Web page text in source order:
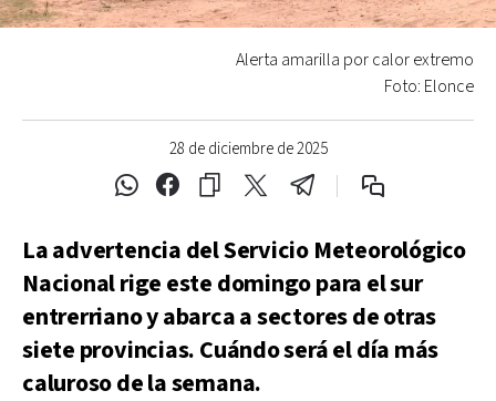
28 de diciembre de 2025
Alerta amarilla por calor extremo
Foto: Elonce
La advertencia del Servicio Meteorológico
Nacional rige este domingo para el sur
entrerriano y abarca a sectores de otras
siete provincias. Cuándo será el día más
caluroso de la semana.